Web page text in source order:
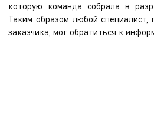
которую команда собрала в
Таким образом любой
заказчика, мог обратиться к